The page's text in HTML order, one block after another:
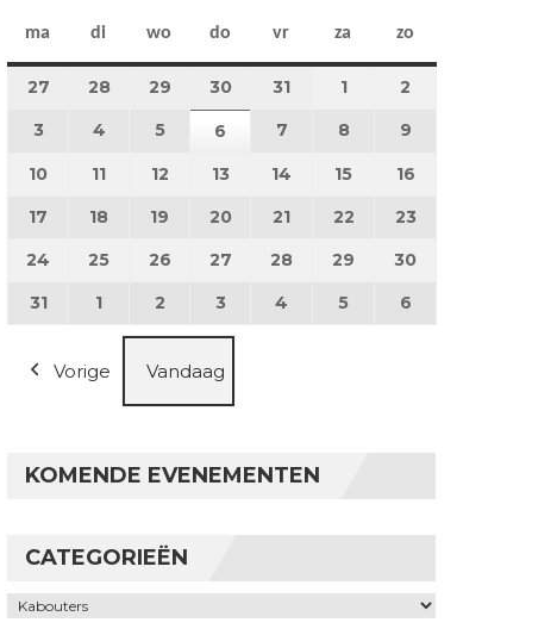
ma maandag
di dinsdag
wo woensdag
do donderdag
vr vrijdag
za zaterdag
zo
27 27 juli 2026
28 28 juli 2026
29 29 juli 2026
3030 juli 2026
31 31 juli 2026
11 augustus 2026
2
3 3 augustus 2026
4 4 augustus 2026
55 augustus 2026
6 6 augustus 2026
7 7 augustus 2026
8 8 augustus 2026
9
10 10 augustus 2026
11 11 augustus 2026
12 12 augustus 2026
13 13 augustus 2026
14 14 augustus 2026
15 15 augustus 2026
16
17 17 augustus 2026
18 18 augustus 2026
19 19 augustus 2026
20 20 augustus 2026
21 21 augustus 2026
22 22 augustus 2026
23
24 24 augustus 2026
25 25 augustus 2026
26 26 augustus 2026
27 27 augustus 2026
28 28 augustus 2026
29 29 augustus 2026
30
3131 augustus 2026
1 1 september 2026
2 2 september 2026
3 3 september 2026
4 4 september 2026
5 5 september 2026
6
Vorige Vandaag
KOMENDE EVENEMENTEN
CATEGORIEËN
Categorieën